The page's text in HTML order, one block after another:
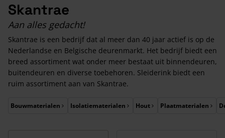
Skantrae
Aan alles gedacht!
Skantrae is een bedrijf dat al meer dan 40 jaar actief is op de
Nederlandse en Belgische deurenmarkt. Het bedrijf biedt een
breed assortiment wat onder meer bestaat uit binnendeuren,
buitendeuren en diverse toebehoren. Sleiderink biedt een
ruim assortiment aan van Skantrae.
Druk om carrousel over te slaan
Bouwmaterialen Isolatiematerialen Hout Plaatmaterialen